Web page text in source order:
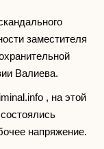
заместителя
Валиева.
, на этой
напряжение.